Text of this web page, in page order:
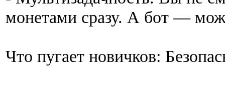
монетами сразу. А бот —
Что пугает новичков: